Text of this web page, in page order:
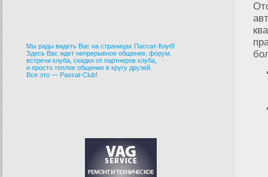
Мы рады видеть Вас на страницах Пассат-Клуб!
Здесь Вас ждет непрерывное общение, форум,
встречи клуба, скидки от партнеров клуба,
и просто теплое общение в кругу друзей.
Все это — Passat-Club!